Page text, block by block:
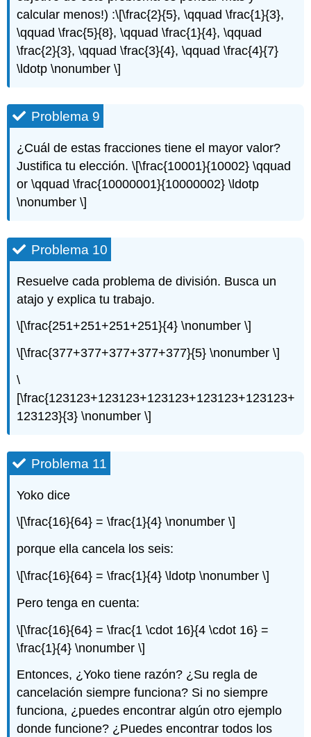
calcular menos!) :\[\frac{2}{5}, \qquad \frac{1}{3},
\qquad \frac{5}{8}, \qquad \frac{1}{4}, \qquad
\frac{2}{3}, \qquad \frac{3}{4}, \qquad \frac{4}{7}
\ldotp \nonumber \]
Problema 9
¿Cuál de estas fracciones tiene el mayor valor?
Justifica tu elección.\[\frac{10001}{10002} \qquad
or \qquad \frac{10000001}{10000002} \ldotp
\nonumber \]
Problema 10
Resuelve cada problema de división. Busca un
atajo y explica tu trabajo.
\[\frac{251+251+251+251}{4} \nonumber \]
\[\frac{377+377+377+377+377}{5} \nonumber \]
\
[\frac{123123+123123+123123+123123+123123+
123123}{3} \nonumber \]
Problema 11
Yoko dice
\[\frac{16}{64} = \frac{1}{4} \nonumber \]
porque ella cancela los seis:
\[\frac{16}{64} = \frac{1}{4} \ldotp \nonumber \]
Pero tenga en cuenta:
\[\frac{16}{64} = \frac{1 \cdot 16}{4 \cdot 16} =
\frac{1}{4} \nonumber \]
Entonces, ¿Yoko tiene razón? ¿Su regla de
cancelación siempre funciona? Si no siempre
funciona, ¿puedes encontrar algún otro ejemplo
donde funcione? ¿Puedes encontrar todos los